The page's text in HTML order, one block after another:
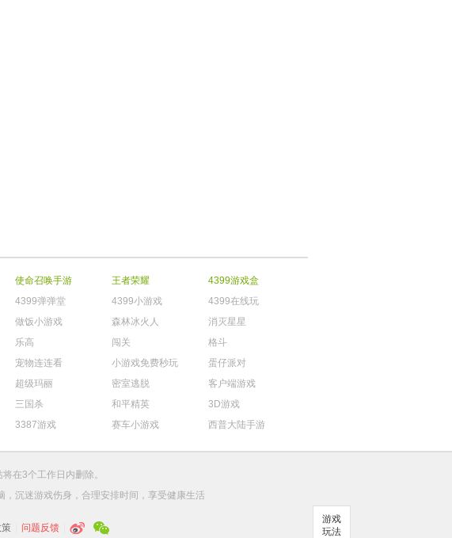
使命召唤手游 王者荣耀
4399游戏盒
4399弹弹堂 4399小游戏
4399在线玩
做饭小游戏 森林冰火人
消灭星星
乐高 闯关
格斗
宠物连连看 小游戏免费秒玩
蛋仔派对
超级玛丽 密室逃脱
客户端游戏
三国杀 和平精英
3D游戏
3387游戏 赛车小游戏 西普大陆手游
游戏
玩法
将在3个工作日内删除。
沉迷游戏伤身，合理安排时间，享受健康生活
问题反馈